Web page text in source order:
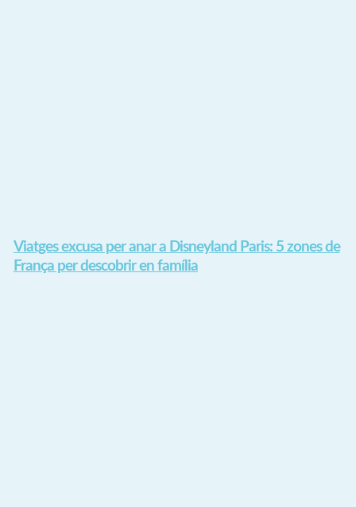
Viatges excusa per anar a Disneyland Paris: 5 zones de
França per descobrir en família